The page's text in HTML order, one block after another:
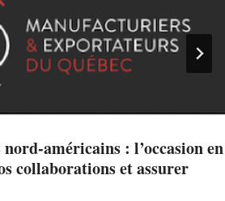
américains : l’occasion en
collaborations et assurer